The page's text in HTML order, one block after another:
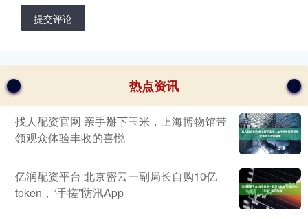
提交评论
热点资讯
找人配资官网 亲手掰下玉米，上海博物馆带
领观众体验丰收的喜悦
亿润配资平台 北京密云一副局长自购10亿
token，“手搓”防汛App